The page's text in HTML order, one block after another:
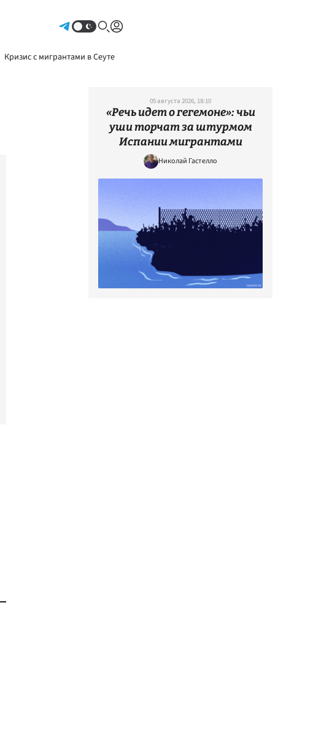
Кризис с мигрантами в Сеуте
05 августа 2026, 18:10
«Речь идет о гегемоне»: чьи
уши торчат за штурмом
Испании мигрантами
Николай Гастелло